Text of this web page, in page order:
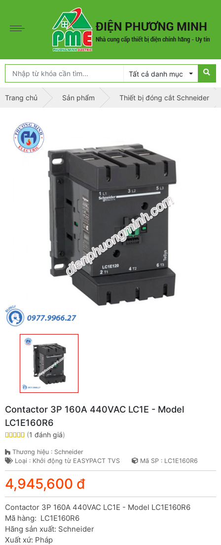
Tất cả danh mục
Trang chủ Sản phẩm Thiết bị đóng cắt Schneider
Contactor 3P 160A 440VAC LC1E - Model
LC1E160R6
(1 đánh giá)
Thương hiệu : Schneider
Loại : Khởi động từ EASYPACT TVS
Mã SP : LC1E160R6
4,945,600 đ
Contactor 3P 160A 440VAC LC1E - Model LC1E160R6
Mã hàng:  LC1E160R6
Hãng sản xuất: Schneider
Xuất xứ: Pháp